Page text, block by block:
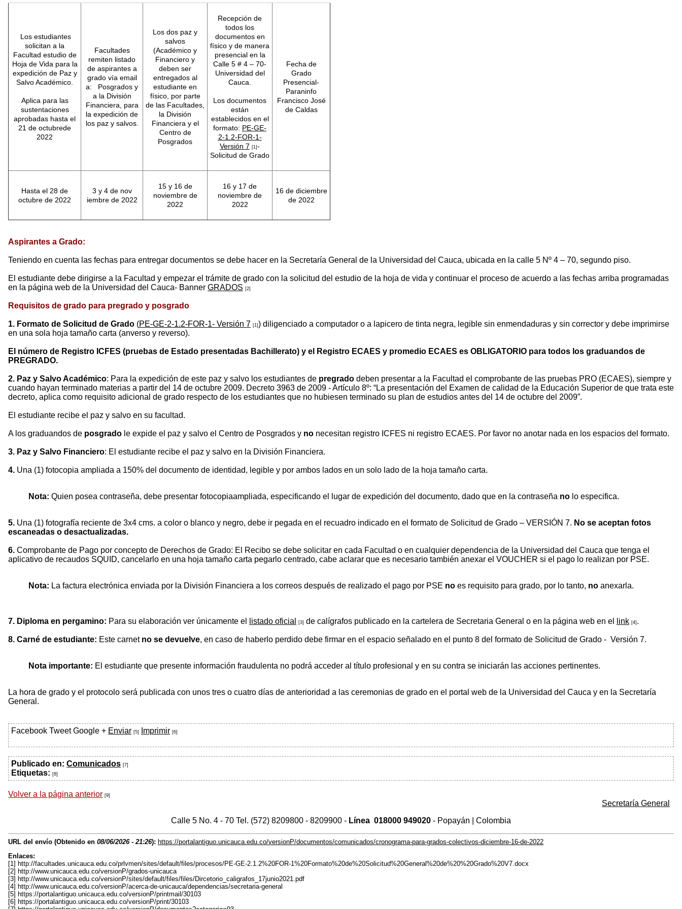
Los estudiantes
solicitan a la
Facultad estudio de
Hoja de Vida para la
expedición de Paz y
Salvo Académico.
Aplica para las
sustentaciones
aprobadas hasta el
21 de octubrede
2022
Facultades
remiten listado
de aspirantes a
grado vía email
a: Posgrados y
a la División
Financiera, para
la expedición de
los paz y salvos.
Los dos paz y
salvos
(Académico y
Financiero y
deben ser
entregados al
estudiante en
físico, por parte
de las Facultades,
la División
Financiera y el
Centro de
Posgrados
Recepción de
todos los
documentos en
físico y de manera
presencial en la
Calle 5 # 4 – 70-
Universidad del
Cauca.
Los documentos
están
establecidos en el
formato: PE-GE-
2-1.2-FOR-1-
Versión 7 [1] -
Solicitud de Grado
Fecha de
Grado
Presencial-
Paraninfo
Francisco José
de Caldas
Hasta el 28 de
octubre de 2022
3 y 4 de nov
iembre de 2022
15 y 16 de
noviembre de
2022
16 y 17 de
noviembre de
2022
16 de diciembre
de 2022
Aspirantes a Grado:
Teniendo en cuenta las fechas para entregar documentos se debe hacer en la Secretaría General de la Universidad del Cauca, ubicada en la calle 5 Nº 4 – 70, segundo piso.
El estudiante debe dirigirse a la Facultad y empezar el trámite de grado con la solicitud del estudio de la hoja de vida y continuar el proceso de acuerdo a las fechas arriba programadas
en la página web de la Universidad del Cauca- Banner GRADOS [2]
Requisitos de grado para pregrado y posgrado
1. Formato de Solicitud de Grado (PE-GE-2-1.2-FOR-1- Versión 7 [1] ) diligenciado a computador o a lapicero de tinta negra, legible sin enmendaduras y sin corrector y debe imprimirse
en una sola hoja tamaño carta (anverso y reverso).
El número de Registro ICFES (pruebas de Estado presentadas Bachillerato) y el Registro ECAES y promedio ECAES es OBLIGATORIO para todos los graduandos de
PREGRADO.
2. Paz y Salvo Académico: Para la expedición de este paz y salvo los estudiantes de pregrado deben presentar a la Facultad el comprobante de las pruebas PRO (ECAES), siempre y
cuando hayan terminado materias a partir del 14 de octubre 2009. Decreto 3963 de 2009 - Artículo 8º: “La presentación del Examen de calidad de la Educación Superior de que trata este
decreto, aplica como requisito adicional de grado respecto de los estudiantes que no hubiesen terminado su plan de estudios antes del 14 de octubre del 2009”.
El estudiante recibe el paz y salvo en su facultad.
A los graduandos de posgrado le expide el paz y salvo el Centro de Posgrados y no necesitan registro ICFES ni registro ECAES. Por favor no anotar nada en los espacios del formato.
3. Paz y Salvo Financiero: El estudiante recibe el paz y salvo en la División Financiera.
4. Una (1) fotocopia ampliada a 150% del documento de identidad, legible y por ambos lados en un solo lado de la hoja tamaño carta.
Nota: Quien posea contraseña, debe presentar fotocopiaampliada, especificando el lugar de expedición del documento, dado que en la contraseña no lo especifica.
5. Una (1) fotografía reciente de 3x4 cms. a color o blanco y negro, debe ir pegada en el recuadro indicado en el formato de Solicitud de Grado – VERSIÓN 7. No se aceptan fotos
escaneadas o desactualizadas.
6. Comprobante de Pago por concepto de Derechos de Grado: El Recibo se debe solicitar en cada Facultad o en cualquier dependencia de la Universidad del Cauca que tenga el
aplicativo de recaudos SQUID, cancelarlo en una hoja tamaño carta pegarlo centrado, cabe aclarar que es necesario también anexar el VOUCHER si el pago lo realizan por PSE.
Nota: La factura electrónica enviada por la División Financiera a los correos después de realizado el pago por PSE no es requisito para grado, por lo tanto, no anexarla.
7. Diploma en pergamino: Para su elaboración ver únicamente el listado oficial [3] de calígrafos publicado en la cartelera de Secretaria General o en la página web en el link [4] .
8. Carné de estudiante: Este carnet no se devuelve, en caso de haberlo perdido debe firmar en el espacio señalado en el punto 8 del formato de Solicitud de Grado - Versión 7.
Nota importante: El estudiante que presente información fraudulenta no podrá acceder al título profesional y en su contra se iniciarán las acciones pertinentes.
La hora de grado y el protocolo será publicada con unos tres o cuatro días de anterioridad a las ceremonias de grado en el portal web de la Universidad del Cauca y en la Secretaría
General.
Facebook Tweet Google + Enviar [5] Imprimir [6]
Publicado en: Comunicados [7]
Etiquetas: [8]
Volver a la página anterior [9]
Secretaría General
Calle 5 No. 4 - 70 Tel. (572) 8209800 - 8209900 - Línea 018000 949020 - Popayán | Colombia
URL del envío (Obtenido en 08/06/2026 - 21:26): https://portalantiguo.unicauca.edu.co/versionP/documentos/comunicados/cronograma-para-grados-colectivos-diciembre-16-de-2022
Enlaces:
[1] http://facultades.unicauca.edu.co/prlvmen/sites/default/files/procesos/PE-GE-2.1.2%20FOR-1%20Formato%20de%20Solicitud%20General%20de%20%20Grado%20V7.docx
[2] http://www.unicauca.edu.co/versionP/grados-unicauca
[3] http://www.unicauca.edu.co/versionP/sites/default/files/files/Dircetorio_caligrafos_17junio2021.pdf
[4] http://www.unicauca.edu.co/versionP/acerca-de-unicauca/dependencias/secretaria-general
[5] https://portalantiguo.unicauca.edu.co/versionP/printmail/30103
[6] https://portalantiguo.unicauca.edu.co/versionP/print/30103